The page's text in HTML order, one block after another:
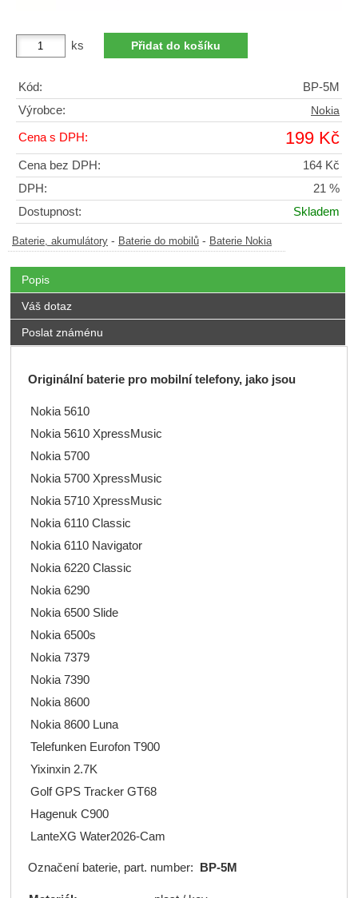
ks
Kód:
BP-5M
Výrobce:
Nokia
Cena s DPH: 199 Kč
Cena bez DPH:
164 Kč
DPH:
21 %
Dostupnost:
Skladem
Baterie, akumulátory - Baterie do mobilů - Baterie Nokia
Popis
Váš dotaz
Poslat známénu
Originální baterie pro mobilní telefony, jako jsou
Nokia 5610
Nokia 5610 XpressMusic
Nokia 5700
Nokia 5700 XpressMusic
Nokia 5710 XpressMusic
Nokia 6110 Classic
Nokia 6110 Navigator
Nokia 6220 Classic
Nokia 6290
Nokia 6500 Slide
Nokia 6500s
Nokia 7379
Nokia 7390
Nokia 8600
Nokia 8600 Luna
Telefunken Eurofon T900
Yixinxin 2.7K
Golf GPS Tracker GT68
Hagenuk C900
LanteXG Water2026-Cam
Označení baterie, part. number: BP-5M